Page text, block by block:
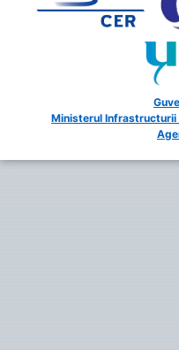
Ministerul Infrastructurii